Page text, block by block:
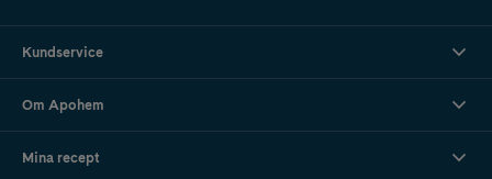
Kundservice
Om Apohem
Mina recept